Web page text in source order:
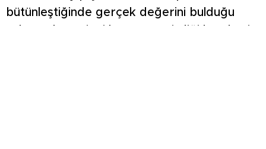
bütünleştiğinde gerçek değerini bulduğu